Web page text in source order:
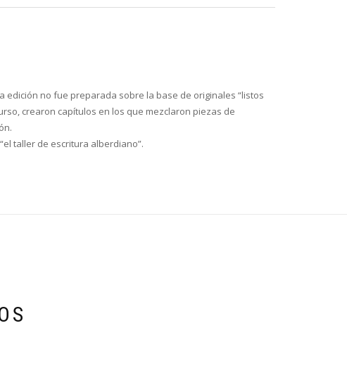
edición no fue preparada sobre la base de originales “listos
crearon capítulos en los que mezclaron piezas de
taller de escritura alberdiano”.